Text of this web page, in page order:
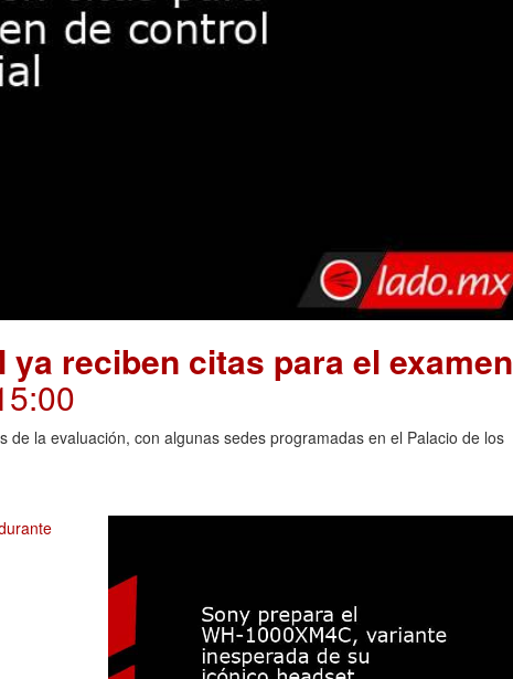
reciben citas para el examen
de la evaluación, con algunas sedes programadas en el Palacio de los